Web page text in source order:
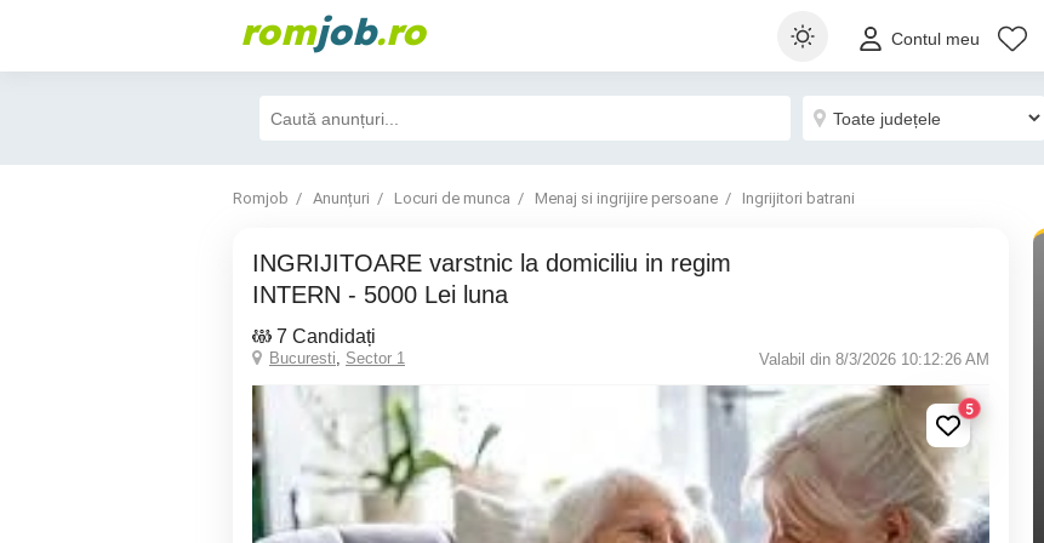
romjob.ro Contul meu
Romjob Anunțuri Locuri de munca Menaj si ingrijire persoane Ingrijitori batrani
INGRIJITOARE varstnic la domiciliu in regim
INTERN - 5000 Lei luna
7 Candidați
Bucuresti, Sector 1 Valabil din 8/3/2026 10:12:26 AM
5